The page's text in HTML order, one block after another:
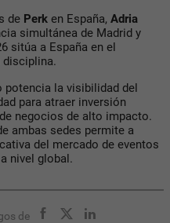
de Perk en España, Adria
simultánea de Madrid y
sitúa a España en el
la visibilidad del
para atraer inversión
negocios de alto impacto.
ambas sedes permite a
del mercado de eventos
nivel global.
de